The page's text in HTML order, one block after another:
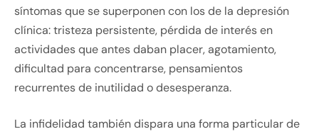
síntomas que se superponen con los de la depresión
clínica: tristeza persistente, pérdida de interés en
actividades que antes daban placer, agotamiento,
dificultad para concentrarse, pensamientos
recurrentes de inutilidad o desesperanza.
La infidelidad también dispara una forma particular de